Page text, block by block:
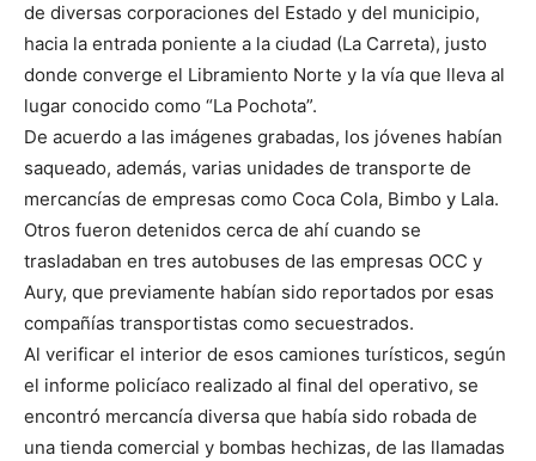
de diversas corporaciones del Estado y del municipio,
hacia la entrada poniente a la ciudad (La Carreta), justo
donde converge el Libramiento Norte y la vía que lleva al
lugar conocido como “La Pochota”.
De acuerdo a las imágenes grabadas, los jóvenes habían
saqueado, además, varias unidades de transporte de
mercancías de empresas como Coca Cola, Bimbo y Lala.
Otros fueron detenidos cerca de ahí cuando se
trasladaban en tres autobuses de las empresas OCC y
Aury, que previamente habían sido reportados por esas
compañías transportistas como secuestrados.
Al verificar el interior de esos camiones turísticos, según
el informe policíaco realizado al final del operativo, se
encontró mercancía diversa que había sido robada de
una tienda comercial y bombas hechizas, de las llamadas